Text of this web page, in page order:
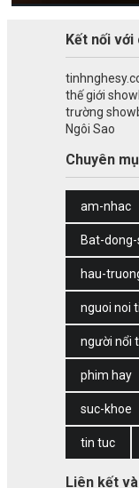
Kết nối
thế giới
trường
Ngôi Sao
Chuyên
am-nhac
Bat-
hau-
nguoi noi
người nổi
phim hay
suc-khoe
tin tuc
Liên kết